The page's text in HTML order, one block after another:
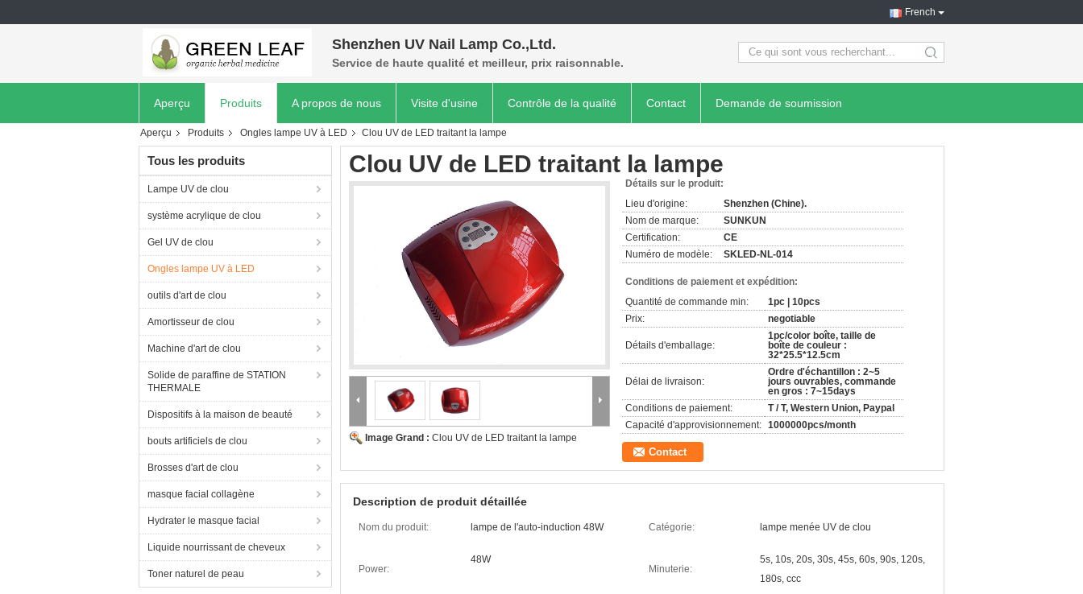
French
Shenzhen UV Nail Lamp Co.,Ltd.
Service de haute qualité et meilleur, prix raisonnable. search
Aperçu Produits A propos de nous Visite d'usine Contrôle de la qualité Contact Demande de soumission
Aperçu Produits Ongles lampe UV à LED Clou UV de LED traitant la lampe
Tous les produits
Lampe UV de clou
système acrylique de clou
Gel UV de clou
Ongles lampe UV à LED
outils d'art de clou
Amortisseur de clou
Machine d'art de clou
Solide de paraffine de STATION
THERMALE
Dispositifs à la maison de beauté
bouts artificiels de clou
Brosses d'art de clou
masque facial collagène
Hydrater le masque facial
Liquide nourrissant de cheveux
Toner naturel de peau
Clou UV de LED traitant la lampe
Image Grand : Clou UV de LED traitant la lampe
Détails sur le produit:
Lieu d'origine:
Shenzhen (Chine).
Nom de marque:
SUNKUN
Certification:
CE
Numéro de modèle:
SKLED-NL-014
Conditions de paiement et expédition:
Quantité de commande min:
1pc | 10pcs
Prix:
negotiable
Détails d'emballage:
1pc/color boîte, taille de
boîte de couleur :
32*25.5*12.5cm
Délai de livraison:
Ordre d'échantillon : 2~5
jours ouvrables, commande
en gros : 7~15days
Conditions de paiement:
T / T, Western Union, Paypal
Capacité d'approvisionnement: 1000000pcs/month
Contact
Description de produit détaillée
Nom du produit: lampe de l'auto-induction 48W Catégorie: lampe menée UV de clou
Power:
48W
Minuterie:
5s, 10s, 20s, 30s, 45s, 60s, 90s, 120s,
180s, ccc